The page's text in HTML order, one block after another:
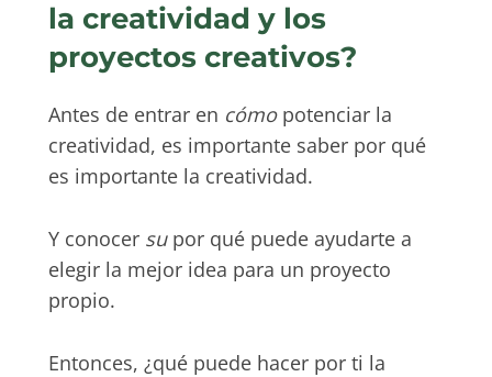
la creatividad y los
proyectos creativos?
Antes de entrar en cómopotenciar la
creatividad, es importante saber por qué
es importante la creatividad.
Y conocer su por qué puede ayudarte a
elegir la mejor idea para un proyecto
propio.
Entonces, ¿qué puede hacer por ti la